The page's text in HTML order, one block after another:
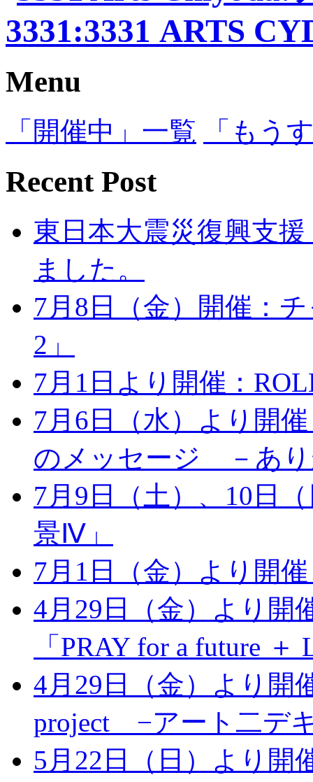
Menu
「開催中」一覧 「もう
Recent Post
東日本大震災復興支
ました。
7月8日（金）開催：
2」
7月1日より開催：
7月6日（水）より開
のメッセージ －あ
7月9日（土）、10日
景Ⅳ」
7月1日（金）より開
4月29日（金）より開
「PRAY for a future
4月29日（金）より開
project −アート二デ
5月22日（日）より開